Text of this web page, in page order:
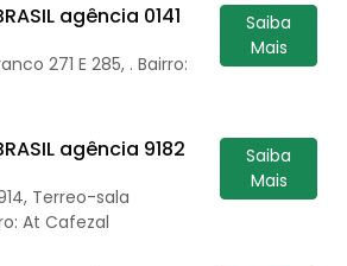
agência 0141
271 E 285, . Bairro:
Saiba
Mais
agência 9182
Terreo-sala
At Cafezal
Saiba
Mais